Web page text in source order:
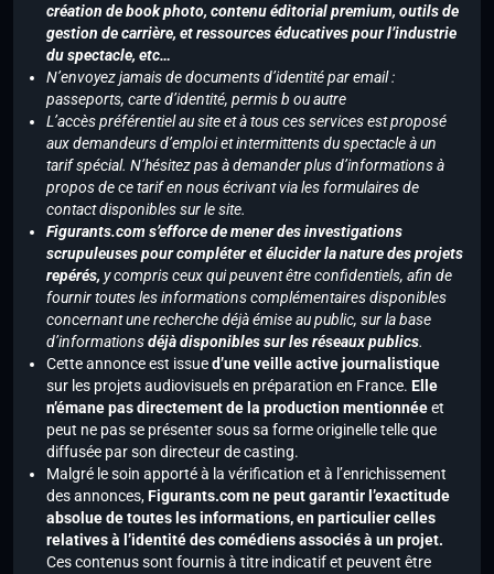
création de book photo, contenu éditorial premium, outils de
gestion de carrière, et ressources éducatives pour l’industrie
du spectacle, etc…
N’envoyez jamais de documents d’identité par email :
passeports, carte d’identité, permis b ou autre
L’accès préférentiel au site et à tous ces services est proposé
aux demandeurs d’emploi et intermittents du spectacle à un
tarif spécial. N’hésitez pas à demander plus d’informations à
propos de ce tarif en nous écrivant via les formulaires de
contact disponibles sur le site.
Figurants.com s’efforce de mener des investigations
scrupuleuses pour compléter et élucider la nature des projets
repérés, y compris ceux qui peuvent être confidentiels, afin de
fournir toutes les informations complémentaires disponibles
concernant une recherche déjà émise au public, sur la base
d’informationsdéjà disponibles sur les réseaux publics.
Cette annonce est issued’une veille active journalistique
sur les projets audiovisuels en préparation en France. Elle
n’émane pas directement de la production mentionnéeet
peut ne pas se présenter sous sa forme originelle telle que
diffusée par son directeur de casting.
Malgré le soin apporté à la vérification et à l’enrichissement
des annonces,Figurants.com ne peut garantir l’exactitude
absolue de toutes les informations, en particulier celles
relatives à l’identité des comédiens associés à un projet.
Ces contenus sont fournis à titre indicatif et peuvent être